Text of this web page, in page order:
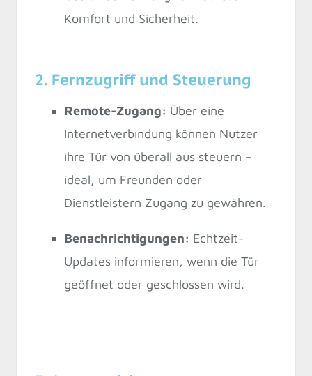
Komfort und Sicherheit.
2. Fernzugriff und Steuerung
Remote-Zugang: Über eine
Internetverbindung können Nutzer
ihre Tür von überall aus steuern –
ideal, um Freunden oder
Dienstleistern Zugang zu gewähren.
Benachrichtigungen: Echtzeit-
Updates informieren, wenn die Tür
geöffnet oder geschlossen wird.